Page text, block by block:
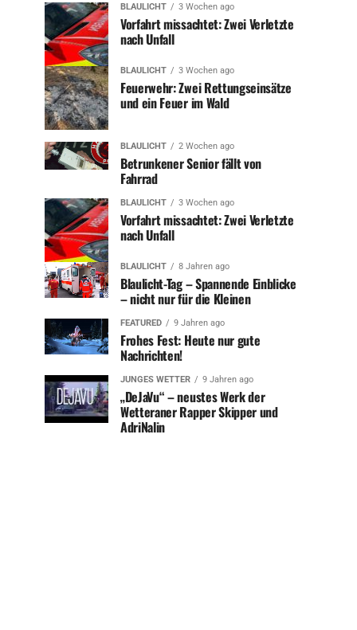
BLAULICHT 3 Wochen ago
Vorfahrt missachtet: Zwei Verletzte
nach Unfall
BLAULICHT 3 Wochen ago
Feuerwehr: Zwei Rettungseinsätze
und ein Feuer im Wald
BLAULICHT 2 Wochen ago
Betrunkener Senior fällt von
Fahrrad
BLAULICHT 3 Wochen ago
Vorfahrt missachtet: Zwei Verletzte
nach Unfall
BLAULICHT 8 Jahren ago
Blaulicht-Tag – Spannende Einblicke
– nicht nur für die Kleinen
FEATURED 9 Jahren ago
Frohes Fest: Heute nur gute
Nachrichten!
JUNGES WETTER 9 Jahren ago
„DeJaVu“ – neustes Werk der
Wetteraner Rapper Skipper und
AdriNalin